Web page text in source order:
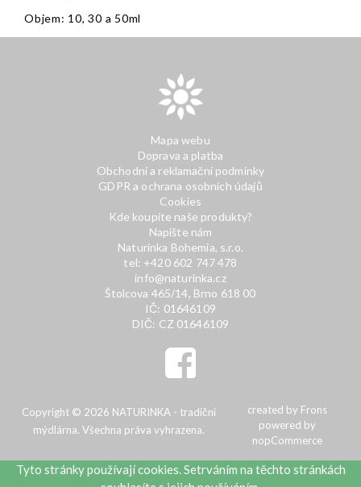
Objem: 10, 30 a 50ml
Mapa webu
Doprava a platba
Obchodní a reklamační podmínky
GDPR a ochrana osobních údajů
Cookies
Kde koupíte naše produkty?
Napište nám
Naturinka Bohemia, s.r.o.
tel: +420 602 747 478
info@naturinka.cz
Štolcova 465/14, Brno 618 00
IČ: 01646109
DIČ: CZ 01646109
Copyright © 2026 NATURINKA - tradiční
mýdlárna. Všechna práva vyhrazena.
created by Frons
powered by
nopCommerce
Tyto stránky používají cookies. Setrváním na těchto stránkách